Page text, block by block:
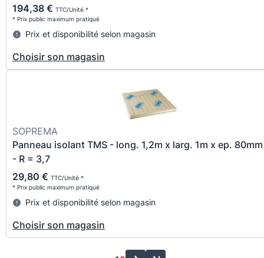
194,38 € TTC/Unité *
* Prix public maximum pratiqué
Prix et disponibilité selon magasin
Choisir son magasin
SOPREMA
Panneau isolant TMS - long. 1,2m x larg. 1m x ep. 80mm
- R = 3,7
29,80 € TTC/Unité *
* Prix public maximum pratiqué
Prix et disponibilité selon magasin
Choisir son magasin